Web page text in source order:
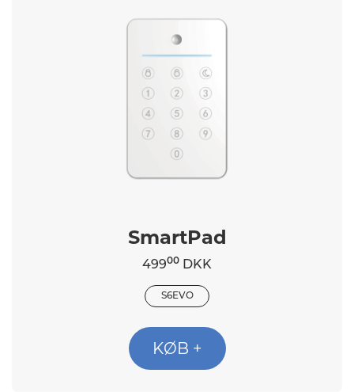
SmartPad
49900 DKK
S6EVO
KØB +